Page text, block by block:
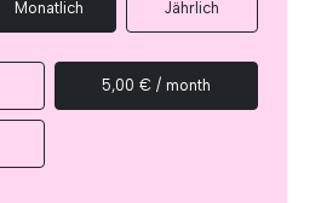
Monatlich Jährlich
5,00 € / month